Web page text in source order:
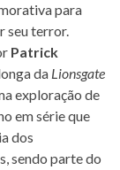
para
seu terror.
Patrick
da Lionsgate
exploração de
em série que
dos
sendo parte do